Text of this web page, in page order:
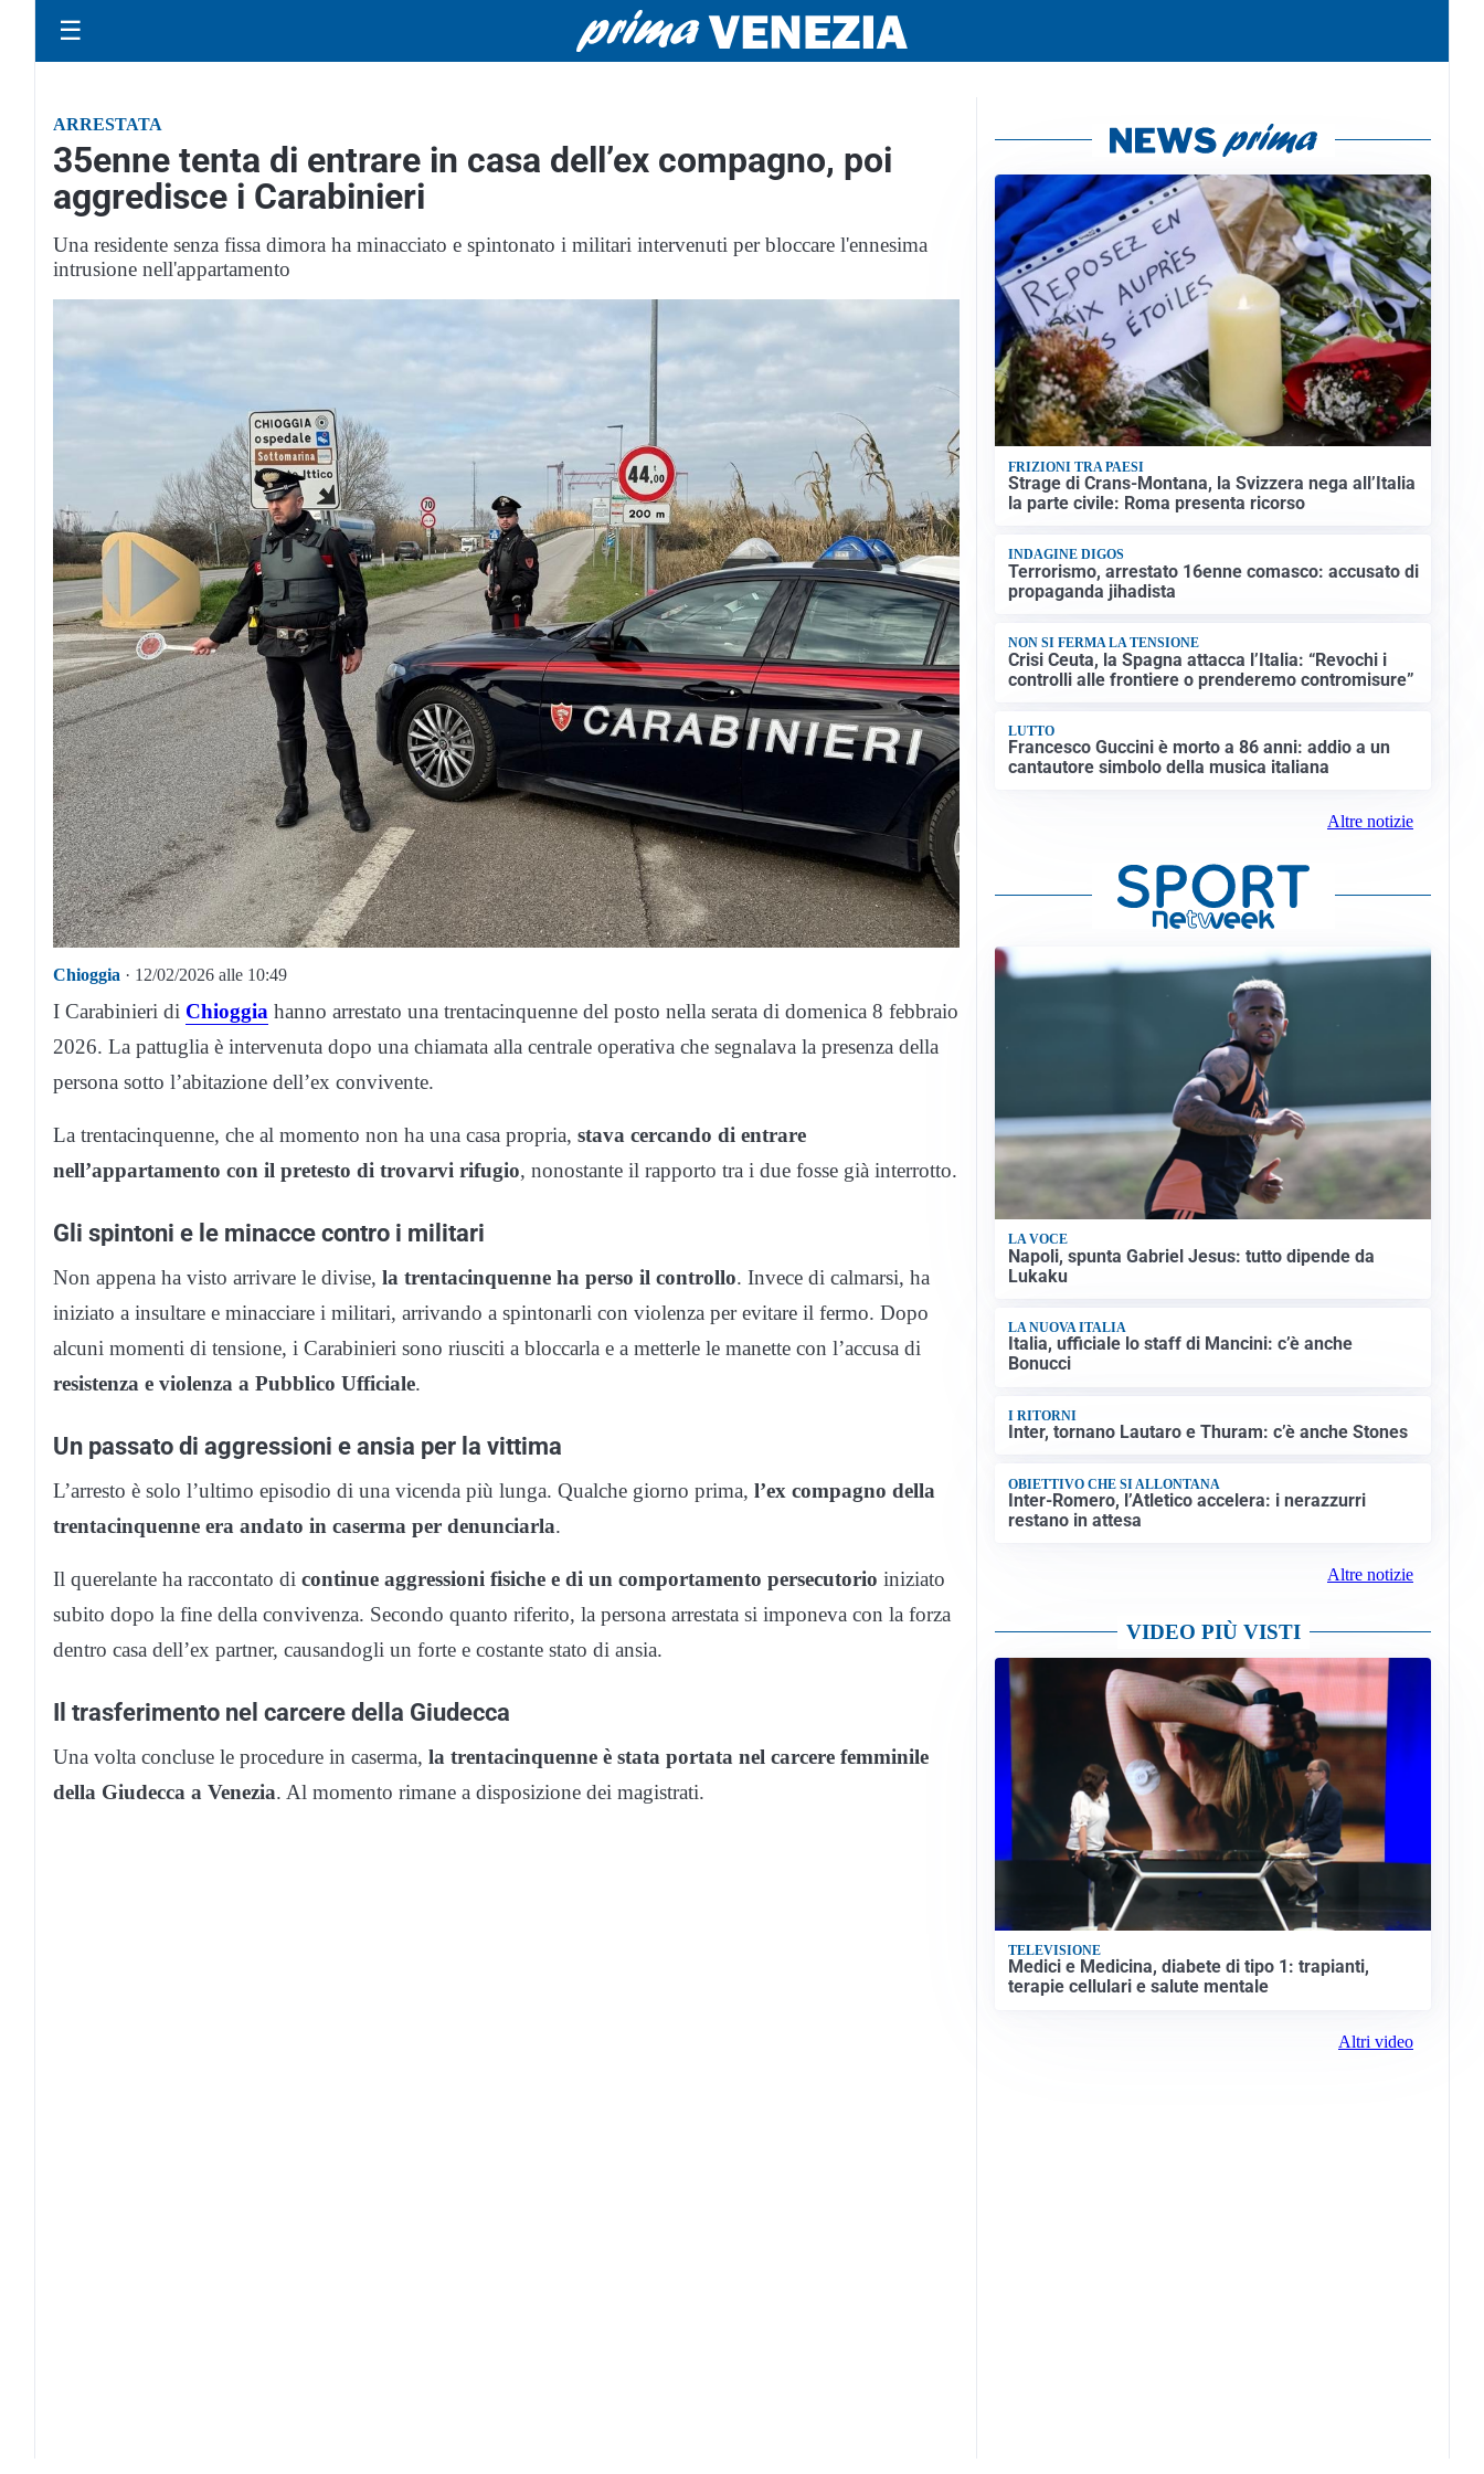
☰
ARRESTATA
35enne tenta di entrare in casa dell’ex compagno, poi
aggredisce i Carabinieri
Una residente senza fissa dimora ha minacciato e spintonato i militari intervenuti per bloccare l'ennesima
intrusione nell'appartamento
Chioggia · 12/02/2026 alle 10:49
I Carabinieri di Chioggia hanno arrestato una trentacinquenne del posto nella serata di domenica 8 febbraio
2026. La pattuglia è intervenuta dopo una chiamata alla centrale operativa che segnalava la presenza della
persona sotto l’abitazione dell’ex convivente.
La trentacinquenne, che al momento non ha una casa propria, stava cercando di entrare
nell’appartamento con il pretesto di trovarvi rifugio, nonostante il rapporto tra i due fosse già interrotto.
Gli spintoni e le minacce contro i militari
Non appena ha visto arrivare le divise, la trentacinquenne ha perso il controllo. Invece di calmarsi, ha
iniziato a insultare e minacciare i militari, arrivando a spintonarli con violenza per evitare il fermo. Dopo
alcuni momenti di tensione, i Carabinieri sono riusciti a bloccarla e a metterle le manette con l’accusa di
resistenza e violenza a Pubblico Ufficiale.
Un passato di aggressioni e ansia per la vittima
L’arresto è solo l’ultimo episodio di una vicenda più lunga. Qualche giorno prima, l’ex compagno della
trentacinquenne era andato in caserma per denunciarla.
Il querelante ha raccontato di continue aggressioni fisiche e di un comportamento persecutorio iniziato
subito dopo la fine della convivenza. Secondo quanto riferito, la persona arrestata si imponeva con la forza
dentro casa dell’ex partner, causandogli un forte e costante stato di ansia.
Il trasferimento nel carcere della Giudecca
Una volta concluse le procedure in caserma, la trentacinquenne è stata portata nel carcere femminile
della Giudecca a Venezia. Al momento rimane a disposizione dei magistrati.
FRIZIONI TRA PAESI
Strage di Crans-Montana, la Svizzera nega all’Italia
la parte civile: Roma presenta ricorso
INDAGINE DIGOS
Terrorismo, arrestato 16enne comasco: accusato di
propaganda jihadista
NON SI FERMA LA TENSIONE
Crisi Ceuta, la Spagna attacca l’Italia: “Revochi i
controlli alle frontiere o prenderemo contromisure”
LUTTO
Francesco Guccini è morto a 86 anni: addio a un
cantautore simbolo della musica italiana
Altre notizie
LA VOCE
Napoli, spunta Gabriel Jesus: tutto dipende da
Lukaku
LA NUOVA ITALIA
Italia, ufficiale lo staff di Mancini: c’è anche
Bonucci
I RITORNI
Inter, tornano Lautaro e Thuram: c’è anche Stones
OBIETTIVO CHE SI ALLONTANA
Inter-Romero, l’Atletico accelera: i nerazzurri
restano in attesa
Altre notizie
VIDEO PIÙ VISTI
TELEVISIONE
Medici e Medicina, diabete di tipo 1: trapianti,
terapie cellulari e salute mentale
Altri video